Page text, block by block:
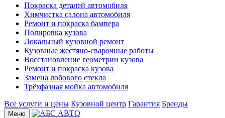
Покраска деталей автомобиля
Химчистка салона автомобиля
Ремонт и покраска бампера
Полировка кузова
Локальный кузовной ремонт
Кузовные жестяно-сварочные работы
Восстановление геометрии кузова
Ремонт и покраска кузова
Замена лобового стекла
Трёхфазная мойка автомобиля
Все услуги и цены Кузовной центр Гарантия Бренды
Меню